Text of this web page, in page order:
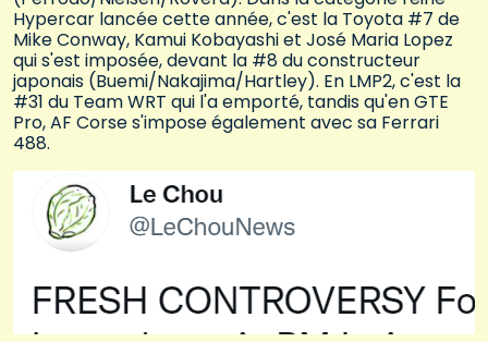
Hypercar lancée cette année, c'est la Toyota #7 de
Mike Conway, Kamui Kobayashi et José Maria Lopez
qui s'est imposée, devant la #8 du constructeur
japonais (Buemi/Nakajima/Hartley). En LMP2, c'est la
#31 du Team WRT qui l'a emporté, tandis qu'en GTE
Pro, AF Corse s'impose également avec sa Ferrari
488.